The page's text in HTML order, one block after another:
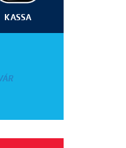
KASSA